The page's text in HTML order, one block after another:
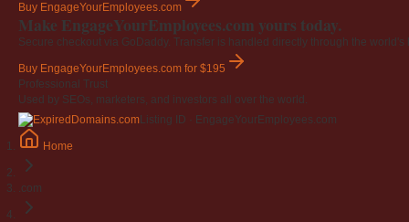
Buy EngageYourEmployees.com
Make EngageYourEmployees.com yours today.
Secure checkout via GoDaddy. Transfer is handled directly through the world's
Buy EngageYourEmployees.com for $195
Professional Trust
Used by SEOs, marketers, and investors all over the world.
Listing ID · EngageYourEmployees.com
Home
.com